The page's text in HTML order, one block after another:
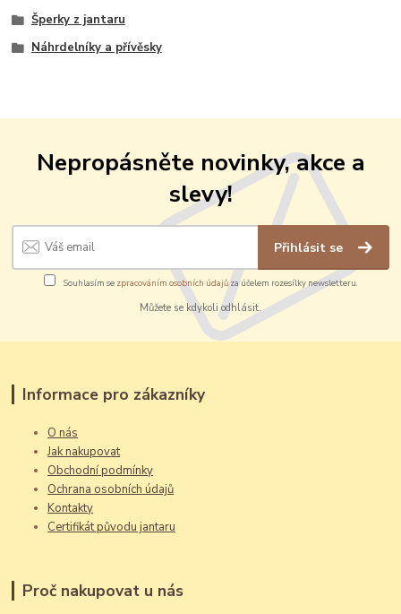
Šperky z jantaru
Náhrdelníky a přívěsky
Nepropásněte novinky, akce a
slevy!
Přihlásit se
Souhlasím se zpracováním osobních údajůza účelem rozesílky newsletteru.
Můžete se kdykoli odhlásit.
Informace pro zákazníky
O nás
Jak nakupovat
Obchodní podmínky
Ochrana osobních údajů
Kontakty
Certifikát původu jantaru
Proč nakupovat u nás